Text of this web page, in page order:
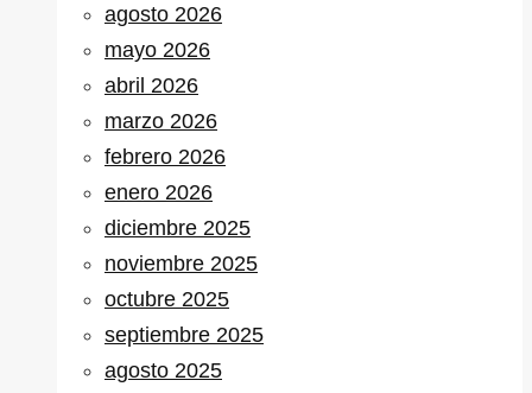
agosto 2026
mayo 2026
abril 2026
marzo 2026
febrero 2026
enero 2026
diciembre 2025
noviembre 2025
octubre 2025
septiembre 2025
agosto 2025